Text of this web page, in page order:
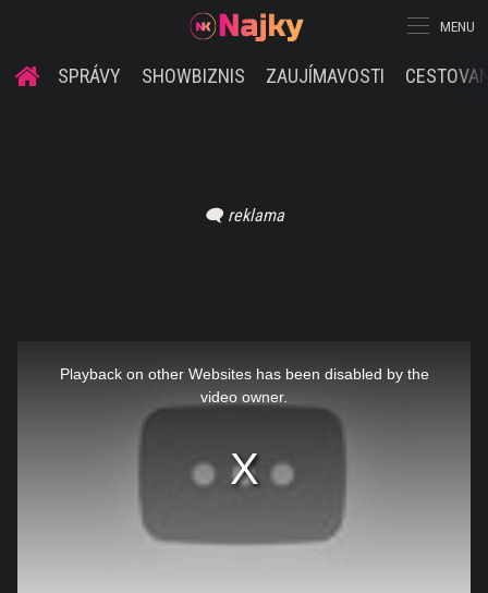
MENU
SPRÁVY SHOWBIZNIS ZAUJÍMAVOSTI
Playback on other Websites has been disabled by the
video owner.